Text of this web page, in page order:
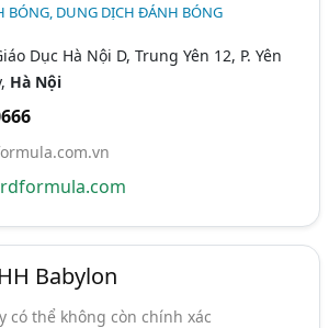
BÓNG, DUNG DỊCH ĐÁNH BÓNG
Dục Hà Nội D, Trung Yên 12, P. Yên
Hà Nội
Babylon
có thể không còn chính xác